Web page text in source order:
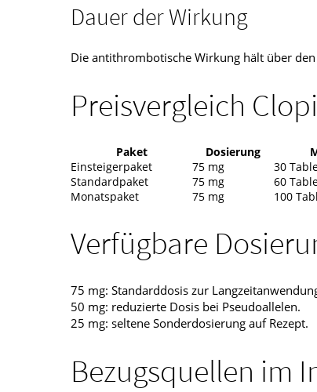
Dauer der Wirkung
Die antithrombotische Wirkung hält über
Preisvergleich
Paket Dosierung
Einsteigerpaket
75 mg 30
Standardpaket
75 mg 60
Monatspaket
75 mg 100
Verfügbare
75 mg: Standarddosis zur
50 mg: reduzierte Dosis bei Pseudoallelen.
25 mg: seltene Sonderdosierung auf Rezept.
Bezugsquellen im